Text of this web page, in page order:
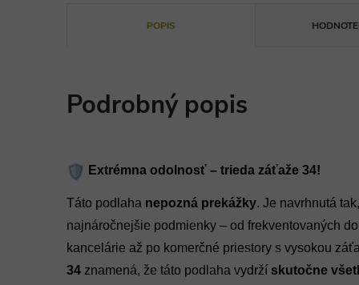
POPIS
Podrobný popis
Extrémna odolnosť – trieda záťaže 34!
Táto podlaha nepozná prekážky. Je navrhnutá
najnáročnejšie podmienky – od frekventovaných
kancelárie až po komerčné priestory s vysokou
34 znamená, že táto podlaha vydrží skutočne